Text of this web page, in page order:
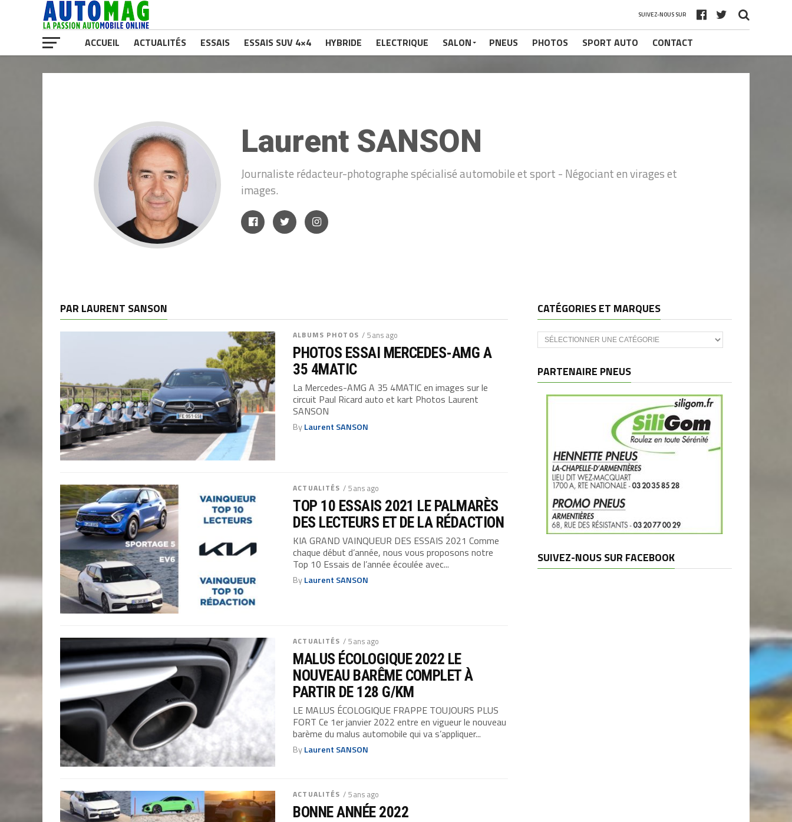
SUIVEZ-NOUS SUR
ACCUEIL ACTUALITÉS ESSAIS ESSAIS SUV 4×4 HYBRIDE ELECTRIQUE SALON PNEUS PHOTOS SPORT AUTO CONTACT
Laurent SANSON
Journaliste rédacteur-photographe spécialisé automobile et sport - Négociant en virages et
images.
PAR LAURENT SANSON
ALBUMS PHOTOS / 5 ans ago
PHOTOS ESSAI MERCEDES-AMG A
35 4MATIC
La Mercedes-AMG A 35 4MATIC en images sur le
circuit Paul Ricard auto et kart Photos Laurent
SANSON
ByLaurent SANSON
ACTUALITÉS / 5 ans ago
TOP 10 ESSAIS 2021 LE PALMARÈS
DES LECTEURS ET DE LA RÉDACTION
KIA GRAND VAINQUEUR DES ESSAIS 2021 Comme
chaque début d’année, nous vous proposons notre
Top 10 Essais de l’année écoulée avec...
ByLaurent SANSON
ACTUALITÉS / 5 ans ago
MALUS ÉCOLOGIQUE 2022 LE
NOUVEAU BARÊME COMPLET À
PARTIR DE 128 G/KM
LE MALUS ÉCOLOGIQUE FRAPPE TOUJOURS PLUS
FORT Ce 1er janvier 2022 entre en vigueur le nouveau
barème du malus automobile qui va s’appliquer...
ByLaurent SANSON
ACTUALITÉS / 5 ans ago
BONNE ANNÉE 2022
CATÉGORIES ET MARQUES
Catégories
et
PARTENAIRE PNEUS
SUIVEZ-NOUS SUR FACEBOOK